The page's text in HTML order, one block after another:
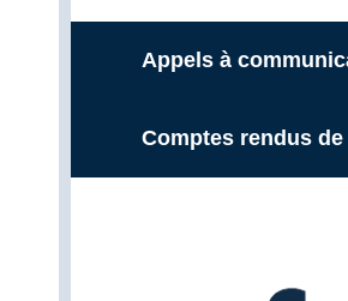
Appels à
Comptes rendus de